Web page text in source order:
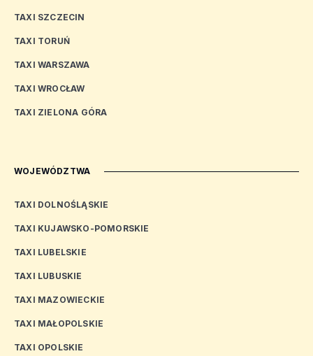
TAXI SZCZECIN
TAXI TORUŃ
TAXI WARSZAWA
TAXI WROCŁAW
TAXI ZIELONA GÓRA
WOJEWÓDZTWA
TAXI DOLNOŚLĄSKIE
TAXI KUJAWSKO-POMORSKIE
TAXI LUBELSKIE
TAXI LUBUSKIE
TAXI MAZOWIECKIE
TAXI MAŁOPOLSKIE
TAXI OPOLSKIE